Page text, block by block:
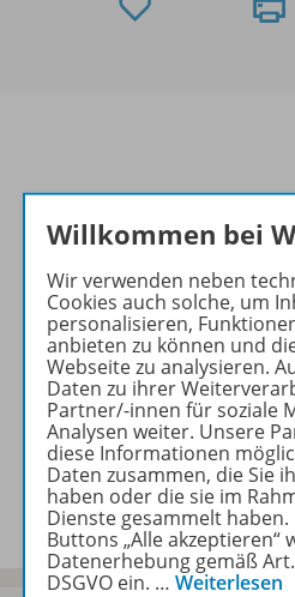
Beschreibung
Zugehörige
Werbematerial
Willkommen bei
Wir verwenden neben
Cookies auch solche, um
personalisieren,
anbieten zu können und
Webseite zu analysieren.
Daten zu ihrer
Partner/-innen für soziale
Analysen weiter. Unsere
diese Informationen
Daten zusammen, die Sie
haben oder die sie im
Dienste gesammelt
Buttons „Alle akzeptieren“
Datenerhebung gemäß Art.
DSGVO ein. … Weiterlesen